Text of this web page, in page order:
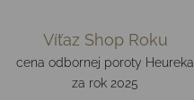
Víťaz Shop Roku
cena odbornej poroty Heureka
za rok 2025